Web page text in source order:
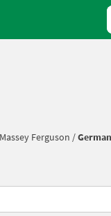
Massey Ferguson /